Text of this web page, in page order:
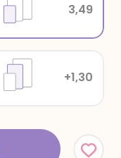
+1,30
3,49